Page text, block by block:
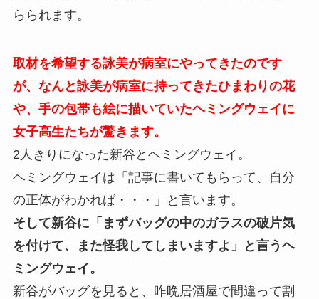
らられます。
取材を希望する詠美が病室にやってきたのです
が、なんと詠美が病室に持ってきたひまわりの花
や、手の包帯も絵に描いていたヘミングウェイに
女子高生たちが驚きます。
2人きりになった新谷とヘミングウェイ。
ヘミングウェイは「記事に書いてもらって、自分
の正体がわかれば・・・」と言います。
そして新谷に「まずバッグの中のガラスの破片気
を付けて、また怪我してしまいますよ」と言うヘ
ミングウェイ。
新谷がバッグを見ると、昨晩居酒屋で間違って割